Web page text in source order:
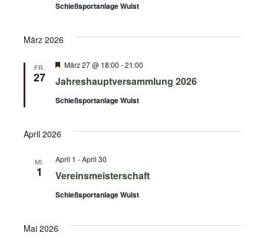
Schießsportanlage Wulst
März 2026
FR.
27 Jahreshauptversammlung 2026
Hervorgehoben
März 27 @ 18:00 -21:00
Schießsportanlage Wulst
April 2026
MI.
1 Vereinsmeisterschaft
April 1 -April 30
Schießsportanlage Wulst
Mai 2026